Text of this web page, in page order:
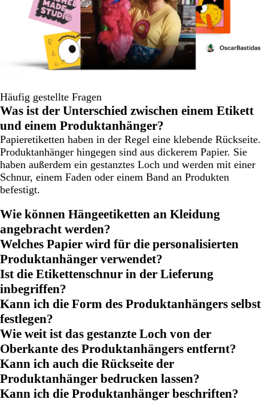
Häufig gestellte Fragen
Was ist der Unterschied zwischen einem Etikett
und einem Produktanhänger?
Papieretiketten haben in der Regel eine klebende Rückseite.
Produktanhänger hingegen sind aus dickerem Papier. Sie
haben außerdem ein gestanztes Loch und werden mit einer
Schnur, einem Faden oder einem Band an Produkten
befestigt.
Wie können Hängeetiketten an Kleidung
angebracht werden?
Welches Papier wird für die personalisierten
Produktanhänger verwendet?
Ist die Etikettenschnur in der Lieferung
inbegriffen?
Kann ich die Form des Produktanhängers selbst
festlegen?
Wie weit ist das gestanzte Loch von der
Oberkante des Produktanhängers entfernt?
Kann ich auch die Rückseite der
Produktanhänger bedrucken lassen?
Kann ich die Produktanhänger beschriften?